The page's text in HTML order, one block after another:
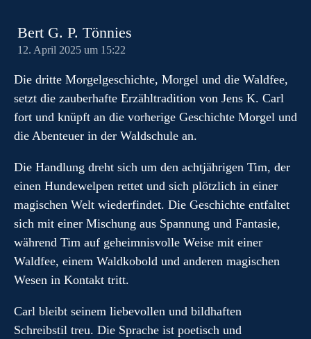
Bert G. P. Tönnies
12. April 2025 um 15:22
Die dritte Morgelgeschichte, Morgel und die Waldfee,
setzt die zauberhafte Erzähltradition von Jens K. Carl
fort und knüpft an die vorherige Geschichte Morgel und
die Abenteuer in der Waldschule an.
Die Handlung dreht sich um den achtjährigen Tim, der
einen Hundewelpen rettet und sich plötzlich in einer
magischen Welt wiederfindet. Die Geschichte entfaltet
sich mit einer Mischung aus Spannung und Fantasie,
während Tim auf geheimnisvolle Weise mit einer
Waldfee, einem Waldkobold und anderen magischen
Wesen in Kontakt tritt.
Carl bleibt seinem liebevollen und bildhaften
Schreibstil treu. Die Sprache ist poetisch und